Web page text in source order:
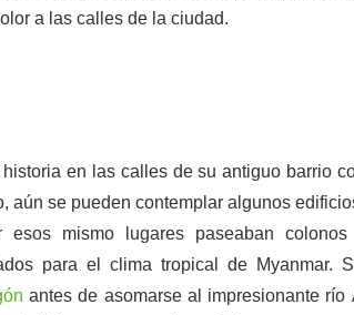
a las calles de la ciudad.
en las calles de su antiguo barrio
aún se pueden contemplar algunos
mismo lugares paseaban
para el clima tropical de Myanmar.
antes de asomarse al impresionante